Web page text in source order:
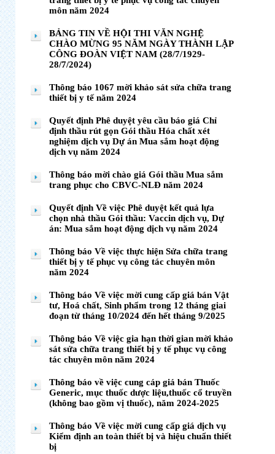
môn năm 2024
BẢNG TIN VỀ HỘI THI VĂN NGHỆ
CHÀO MỪNG 95 NĂM NGÀY THÀNH LẬP
CÔNG ĐOÀN VIỆT NAM (28/7/1929-
28/7/2024)
Thông báo 1067 mời khảo sát sửa chữa trang
thiết bị y tế năm 2024
Quyết định Phê duyệt yêu cầu báo giá Chỉ
định thầu rút gọn Gói thầu Hóa chất xét
nghiệm dịch vụ Dự án Mua sắm hoạt động
dịch vụ năm 2024
Thông báo mời chào giá Gói thầu Mua sắm
trang phục cho CBVC-NLĐ năm 2024
Quyết định Về việc Phê duyệt kết quả lựa
chọn nhà thầu Gói thầu: Vaccin dịch vụ, Dự
án: Mua sắm hoạt động dịch vụ năm 2024
Thông báo Về việc thực hiện Sửa chữa trang
thiết bị y tế phục vụ công tác chuyên môn
năm 2024
Thông báo Về việc mời cung cấp giá bán Vật
tư, Hoá chất, Sinh phẩm trong 12 tháng giai
đoạn từ tháng 10/2024 đến hết tháng 9/2025
Thông báo Về việc gia hạn thời gian mời khảo
sát sửa chữa trang thiết bị y tế phục vụ công
tác chuyên môn năm 2024
Thông báo về việc cung cáp giá bán Thuốc
Generic, mục thuốc dược liệu,thuốc cổ truyền
(không bao gồm vị thuốc), năm 2024-2025
Thông báo Về việc mời cung cấp giá dịch vụ
Kiểm định an toàn thiết bị và hiệu chuẩn thiết
bị